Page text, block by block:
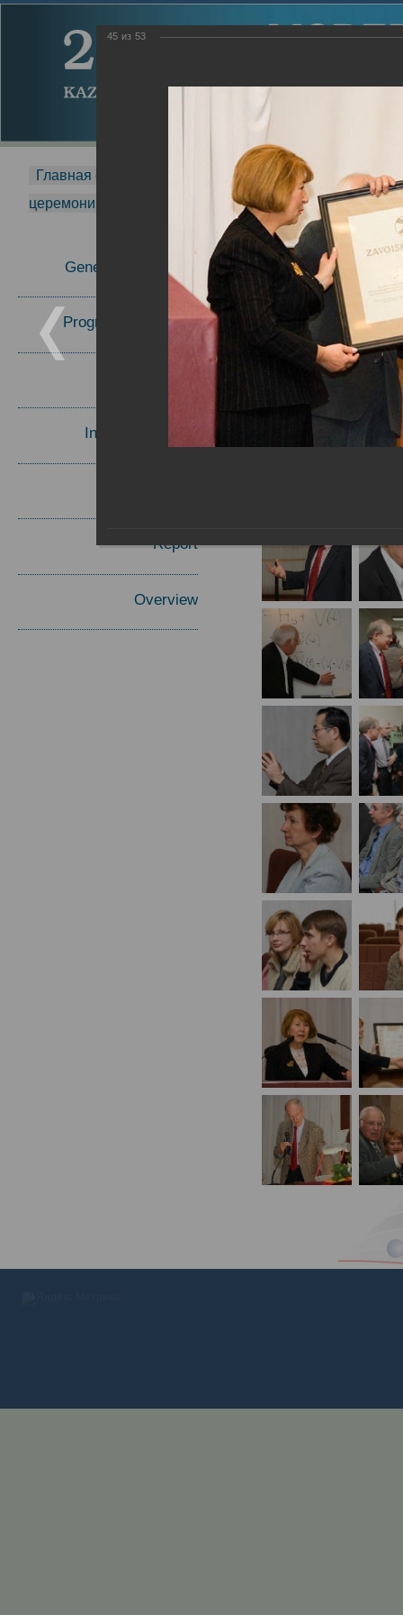
Главная страница - 2014 - Международная
церемонии вручения премии Zavoisky Award - 2006 г.
General Information
Program Committee
Invited Speakers
Report
Overview
Report
2006 г.
45 из 53